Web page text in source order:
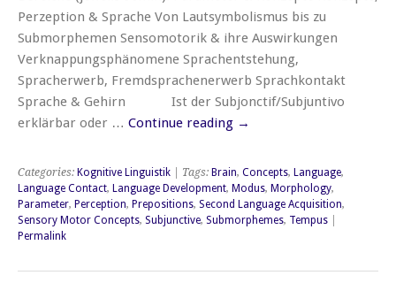
Perzeption & Sprache Von Lautsymbolismus bis zu
Submorphemen Sensomotorik & ihre Auswirkungen
Verknappungsphänomene Sprachentstehung,
Spracherwerb, Fremdsprachenerwerb Sprachkontakt
Sprache & Gehirn Ist der Subjonctif/Subjuntivo
erklärbar oder … Continue reading →
Categories: Kognitive Linguistik | Tags: Brain, Concepts, Language,
Language Contact, Language Development, Modus, Morphology,
Parameter, Perception, Prepositions, Second Language Acquisition,
Sensory Motor Concepts, Subjunctive, Submorphemes, Tempus
Permalink